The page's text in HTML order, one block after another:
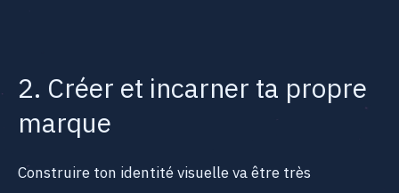
2. Créer et incarner ta propre
marque
Construire ton identité visuelle va être très